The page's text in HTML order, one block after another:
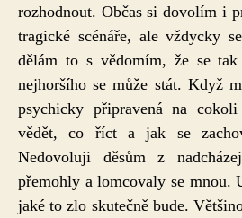
rozhodnout. Občas si dovolím i
tragické scénáře, ale vždycky
dělám to s vědomím, že se
nejhoršího se může stát. Když
psychicky připravená na
vědět, co říct a jak se
Nedovoluji děsům z
přemohly a lomcovaly se mnou.
jaké to zlo skutečně bude.